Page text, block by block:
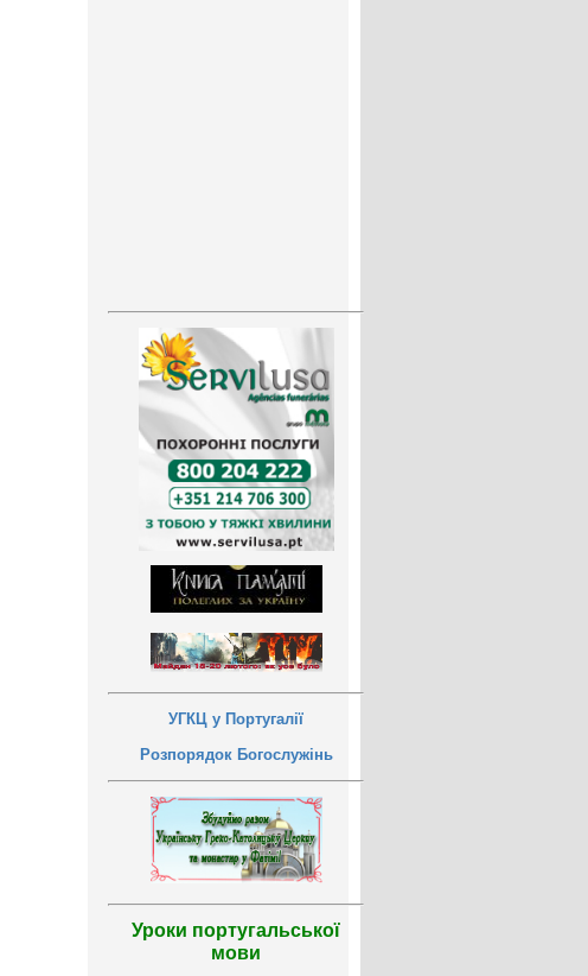
УГКЦ у Португалії
Розпорядок Богослужінь
Уроки португальської
мови